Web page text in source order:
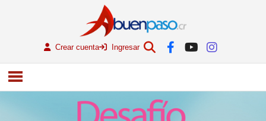
Crear cuenta Ingresar